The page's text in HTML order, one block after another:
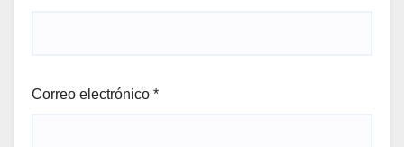
Correo electrónico *